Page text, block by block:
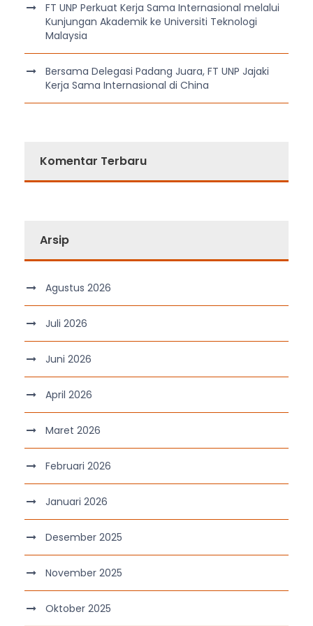
FT UNP Perkuat Kerja Sama Internasional melalui
Kunjungan Akademik ke Universiti Teknologi
Malaysia
Bersama Delegasi Padang Juara, FT UNP Jajaki
Kerja Sama Internasional di China
Komentar Terbaru
Arsip
Agustus 2026
Juli 2026
Juni 2026
April 2026
Maret 2026
Februari 2026
Januari 2026
Desember 2025
November 2025
Oktober 2025